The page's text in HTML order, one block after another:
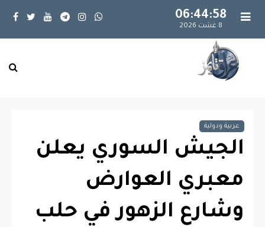
06:44:59
8 غشت 2026
عربية ودولية
الجيش السوري يعلن
معبري العوارض
وشارع الزهور في حلب